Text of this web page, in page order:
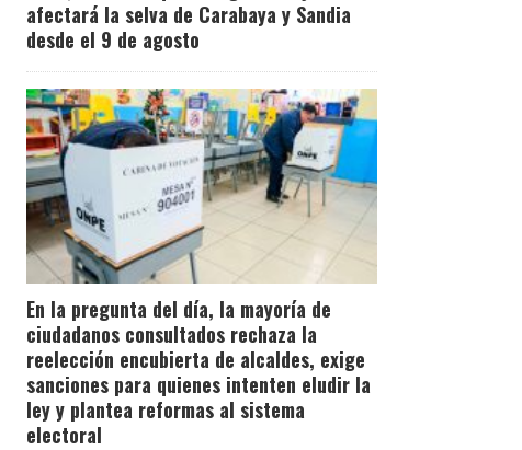
afectará la selva de Carabaya y Sandia
desde el 9 de agosto
En la pregunta del día, la mayoría de
ciudadanos consultados rechaza la
reelección encubierta de alcaldes, exige
sanciones para quienes intenten eludir la
ley y plantea reformas al sistema
electoral